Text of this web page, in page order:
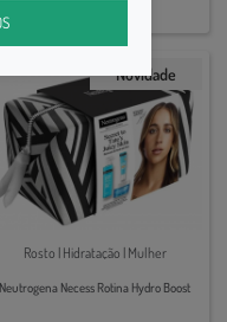
Novidade
Rosto | Hidratação | Mulher
Neutrogena Necess Rotina Hydro Boost